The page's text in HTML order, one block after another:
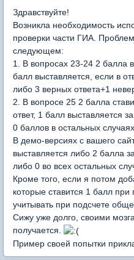
Здравствуйте!
Возникла необходимость
проверки части ГИА.
следующем:
1. В вопросах 23-24 2 балла
балл выставляется, если в
либо 3 верных ответа+1
2. В вопросе 25 2 балла
ответ, 1 балл выставляется
0 баллов в остальных случаях.
В демо-версиях с вашего
выставляется либо 2 балла
либо 0 во всех остальных
Кроме того, если я потом
которые ставится 1 балл
учитывать при подсчете
Сижу уже долго, своими
получается.
Пример своей попытки